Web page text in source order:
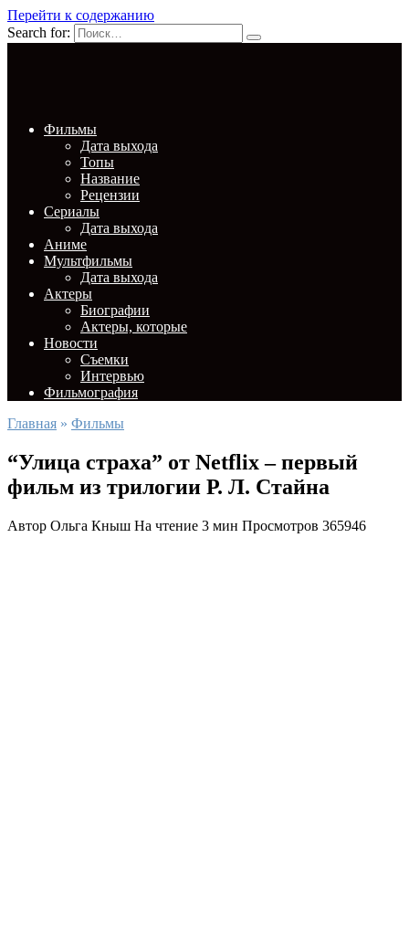
Перейти к содержанию
Search for:
Фильмы
Дата выхода
Топы
Название
Рецензии
Сериалы
Дата выхода
Аниме
Мультфильмы
Дата выхода
Актеры
Биографии
Актеры, которые
Новости
Съемки
Интервью
Фильмография
Главная » Фильмы
“Улица страха” от Netflix – первый
фильм из трилогии Р. Л. Стайна
Автор Ольга Кныш На чтение 3 мин Просмотров 365946